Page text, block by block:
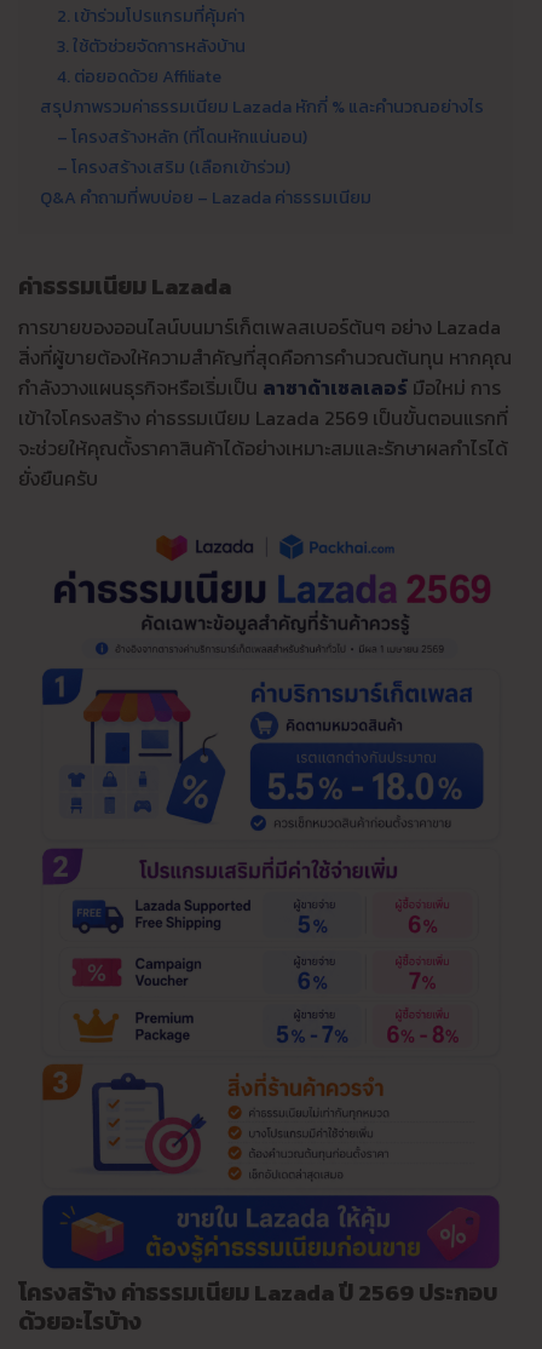
2. เข้าร่วมโปรแกรมที่คุ้มค่า
3. ใช้ตัวช่วยจัดการหลังบ้าน
4. ต่อยอดด้วย Affiliate
สรุปภาพรวมค่าธรรมเนียม Lazada หักกี่ % และคำนวณอย่างไร
– โครงสร้างหลัก (ที่โดนหักแน่นอน)
– โครงสร้างเสริม (เลือกเข้าร่วม)
Q&A คำถามที่พบบ่อย – Lazada ค่าธรรมเนียม
ค่าธรรมเนียม Lazada
การขายของออนไลน์บนมาร์เก็ตเพลสเบอร์ต้นๆ อย่าง Lazada
สิ่งที่ผู้ขายต้องให้ความสำคัญที่สุดคือการคำนวณต้นทุน หากคุณ
กำลังวางแผนธุรกิจหรือเริ่มเป็น ลาซาด้าเซลเลอร์ มือใหม่ การ
เข้าใจโครงสร้าง ค่าธรรมเนียม Lazada 2569 เป็นขั้นตอนแรกที่
จะช่วยให้คุณตั้งราคาสินค้าได้อย่างเหมาะสมและรักษาผลกำไรได้
ยั่งยืนครับ
โครงสร้าง ค่าธรรมเนียม Lazada ปี 2569 ประกอบ
ด้วยอะไรบ้าง